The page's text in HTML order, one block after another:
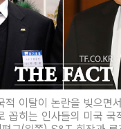
적 이탈이 논란을 빚으면
꼽히는 인사들의 미국 국